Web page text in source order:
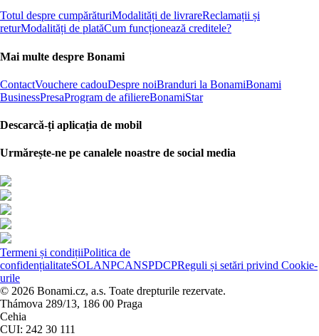
Totul despre cumpărăturiModalități de livrareReclamații și
returModalități de platăCum funcționează creditele?
Mai multe despre Bonami
ContactVouchere cadouDespre noiBranduri la BonamiBonami
BusinessPresaProgram de afiliereBonamiStar
Descarcă-ți aplicația de mobil
Urmărește-ne pe canalele noastre de social media
Termeni și condițiiPolitica de
confidențialitateSOLANPCANSPDCPReguli și setări privind Cookie-
urile
© 2026 Bonami.cz, a.s. Toate drepturile rezervate.
Thámova 289/13, 186 00 Praga
Cehia
CUI: 242 30 111